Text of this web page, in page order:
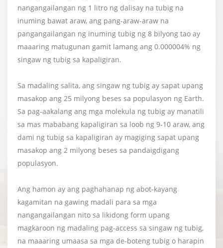
nangangailangan ng 1 litro ng dalisay na tubig na
inuming bawat araw, ang pang-araw-araw na
pangangailangan ng inuming tubig ng 8 bilyong tao ay
maaaring matugunan gamit lamang ang 0.000004% ng
singaw ng tubig sa kapaligiran.
Sa madaling salita, ang singaw ng tubig ay sapat upang
masakop ang 25 milyong beses sa populasyon ng Earth.
Sa pag-aakalang ang mga molekula ng tubig ay manatili
sa mas mababang kapaligiran sa loob ng 9-10 araw, ang
dami ng tubig sa kapaligiran ay magiging sapat upang
masakop ang 2 milyong beses sa pandaigdigang
populasyon.
Ang hamon ay ang paghahanap ng abot-kayang
kagamitan na gawing madali para sa mga
nangangailangan nito sa likidong form upang
magkaroon ng madaling pag-access sa singaw ng tubig,
na maaaring umaasa sa mga de-boteng tubig o harapin